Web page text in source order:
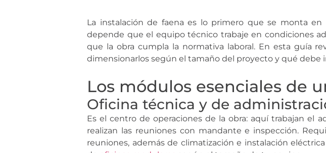
La instalación de faena es lo primero que se monta
depende que el equipo técnico trabaje en condiciones
que la obra cumpla la normativa laboral. En esta guía
dimensionarlos según el tamaño del proyecto y qué debe
Los módulos esenciales de
Oficina técnica y de
Es el centro de operaciones de la obra: aquí trabajan el
realizan las reuniones con mandante e inspección.
reuniones, además de climatización e instalación